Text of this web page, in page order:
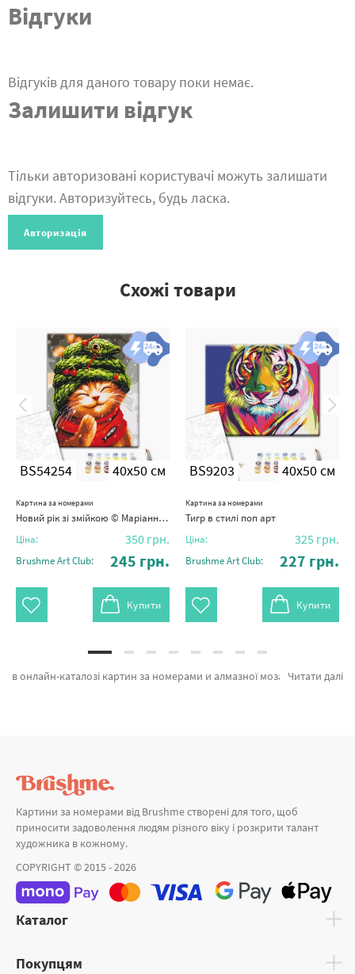
Відгуки
Відгуків для даного товару поки немає.
Залишити відгук
Тільки авторизовані користувачі можуть залишати
відгуки. Авторизуйтесь, будь ласка.
Авторизація
Схожі товари
BS54254 40x50 см
Картина за номерами
Новий рік зі змійкою © Маріанна Пащук
Ціна: 350 грн.
Brushme Art Club: 245 грн.
Купити
BS9203 40x50 см
Картина за номерами
Тигр в стилі поп арт
Ціна: 325 грн.
Brushme Art Club: 227 грн.
Купити
Читати далі
в онлайн-каталозі картин за номерами и алмазної мозаїки Brushme.com.ua. На вітрині можна з легкістю обрати Картина за номерами Леопард від кращого виробника Brushme який порадує оригінальністю. Весь асортимент розділу «» з гарантією і пройшов вибагливий відбір технологів компанії. Джентльмен в тренчі, Лебедина ніч и Космічний тигр а также виробників за зниженими цінами. Замовляючи Італія або картина за номерами птиці, швидка доставка Миколаїв або будь-яку область України. Новинки та\або картини за номерами орхідеї придбайте прямо зараз!
Картини за номерами від Brushme створені для того, щоб
приносити задоволення людям різного віку і розкрити талант
художника в кожному.
COPYRIGHT © 2015 - 2026
Каталог
Покупцям